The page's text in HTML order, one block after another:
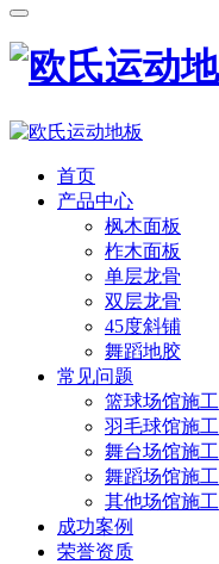
首页
产品中心
枫木面板
柞木面板
单层龙骨
双层龙骨
45度斜铺
舞蹈地胶
常见问题
篮球场馆施工
羽毛球馆施工
舞台场馆施工
舞蹈场馆施工
其他场馆施工
成功案例
荣誉资质